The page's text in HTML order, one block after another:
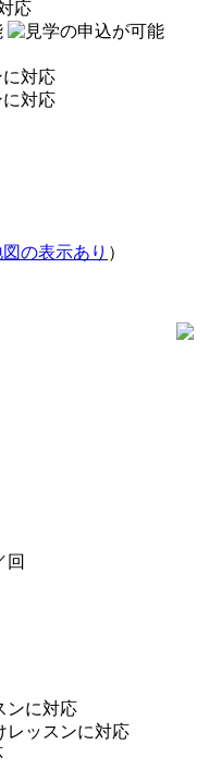
の表示あり ）
回